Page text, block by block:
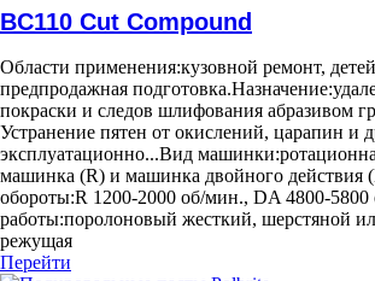
BC110 Cut Compound
Области применения:кузовной ремонт,
предпродажная подготовка.Назначение:
покраски и следов шлифования абразивом
Устранение пятен от окислений, царапин и
эксплуатационно...Вид машинки:
машинка (R) и машинка двойного действия
обороты:R 1200-2000 об/мин., DA 4800-5800
работы:поролоновый жесткий, шерстяной
режущая
Перейти